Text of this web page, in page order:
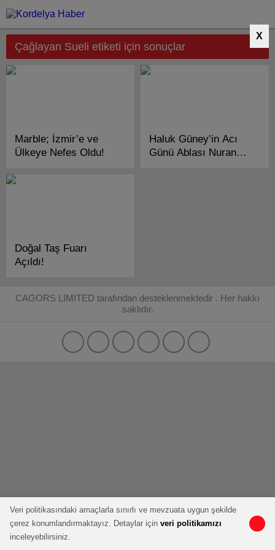
X
Çağlayan Sueli etiketi için sonuçlar
Marble; İzmir’e ve
Ülkeye Nefes Oldu!
Haluk Güney’in Acı
Günü Ablası Nuran
Doğal Taş Fuarı
Açıldı!
CAGORS LIMITED tarafından desteklenmektedir . Her hakkı
saklıdır.
Veri politikasındaki amaçlarla sınırlı ve mevzuata uygun şekilde
çerez konumlandırmaktayız. Detaylar için veri politikamızı
inceleyebilirsiniz.